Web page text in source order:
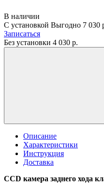
В наличии
С установкой Выгодно 7 030
Записаться
Без установки 4 030 р.
Описание
Характеристики
Инструкция
Доставка
CCD камера заднего хода